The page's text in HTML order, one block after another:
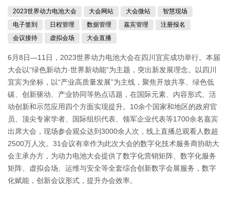
2023世界动力电池大会 大会网站 大会微站
智慧现场
电子签到
日程管理 数据管理 嘉宾管理
注册报名
会议接待
虚拟会场 大会直播
6月8日—11日，2023世界动力电池大会在四川宜宾成功举行。本届
大会以“绿色新动力·世界新动能”为主题，突出新发展理念。以四川
宜宾为坐标，以“产业高质量发展”为主线，聚焦开放共享、绿色低
碳、创新驱动、产业协同等热点话题，在国际元素、内容形式、活
动创新和示范应用四个方面实现提升。10余个国家和地区的政府官
员、顶尖专家学者、国际组织代表、领军企业代表等1700余名嘉宾
出席大会，现场参会观众达到3000余人次，线上直播总观看人数超
2500万人次。31会议有幸作为此次大会的数字化技术服务商协助大
会主承办方，为动力电池大会提供了数字化营销矩阵、数字化服务
矩阵、虚拟会场、运维与安全等全套综合创新数字会展服务，数字
化赋能，创新会议形式，提升办会效率。